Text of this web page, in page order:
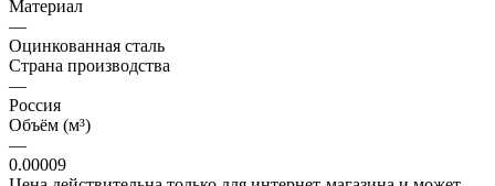
Материал
—
Оцинкованная сталь
Страна производства
—
Россия
Объём (м³)
—
0.00009